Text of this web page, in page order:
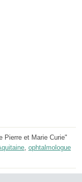
Pierre et Marie Curie"
ophtalmologue